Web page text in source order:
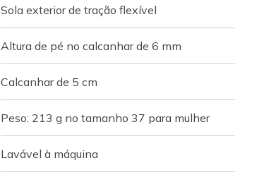
Sola exterior de tração flexível
Altura de pé no calcanhar de 6 mm
Calcanhar de 5 cm
Peso: 213 g no tamanho 37 para mulher
Lavável à máquina